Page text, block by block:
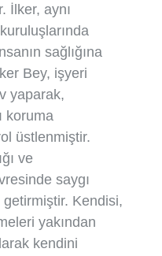
İlker, aynı
sağlığına
Bey, işyeri
yaparak,
koruma
üstlenmiştir.
ve
saygı
Kendisi,
yakından
kendini